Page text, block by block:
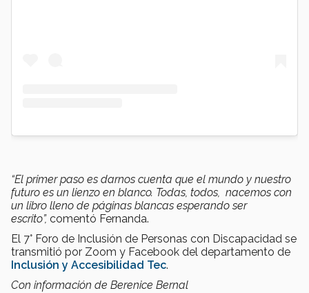
“El primer paso es darnos cuenta que el mundo y nuestro
futuro es un lienzo en blanco. Todas, todos, nacemos con
un libro lleno de páginas blancas esperando ser
escrito”, comentó Fernanda.
El 7° Foro de Inclusión de Personas con Discapacidad se
transmitió por Zoom y Facebook del departamento de
Inclusión y Accesibilidad Tec.
Con información de Berenice Bernal